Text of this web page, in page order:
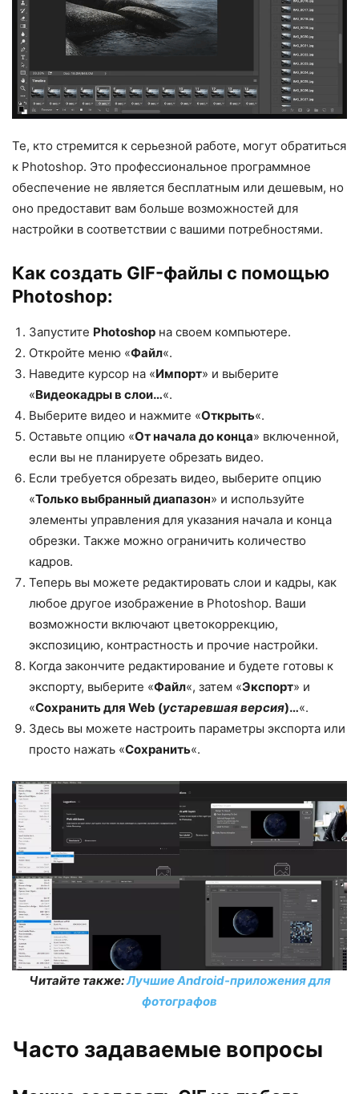
Те, кто стремится к серьезной работе, могут обратиться
к Photoshop. Это профессиональное программное
обеспечение не является бесплатным или дешевым, но
оно предоставит вам больше возможностей для
настройки в соответствии с вашими потребностями.
Как создать GIF-файлы с помощью
Photoshop:
Запустите Photoshop на своем компьютере.
Откройте меню «Файл«.
Наведите курсор на «Импорт» и выберите
«Видеокадры в слои…«.
Выберите видео и нажмите «Открыть«.
Оставьте опцию «От начала до конца» включенной,
если вы не планируете обрезать видео.
Если требуется обрезать видео, выберите опцию
«Только выбранный диапазон» и используйте
элементы управления для указания начала и конца
обрезки. Также можно ограничить количество
кадров.
Теперь вы можете редактировать слои и кадры, как
любое другое изображение в Photoshop. Ваши
возможности включают цветокоррекцию,
экспозицию, контрастность и прочие настройки.
Когда закончите редактирование и будете готовы к
экспорту, выберите «Файл«, затем «Экспорт» и
«Сохранить для Web (устаревшая версия)…«.
Здесь вы можете настроить параметры экспорта или
просто нажать «Сохранить«.
Читайте также:Лучшие Android-приложения для
фотографов
Часто задаваемые вопросы